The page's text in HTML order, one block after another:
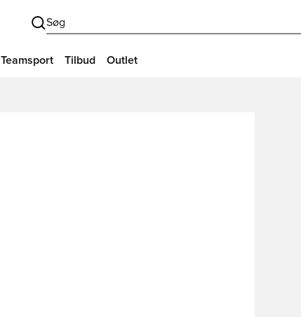
Søg
Teamsport Tilbud Outlet